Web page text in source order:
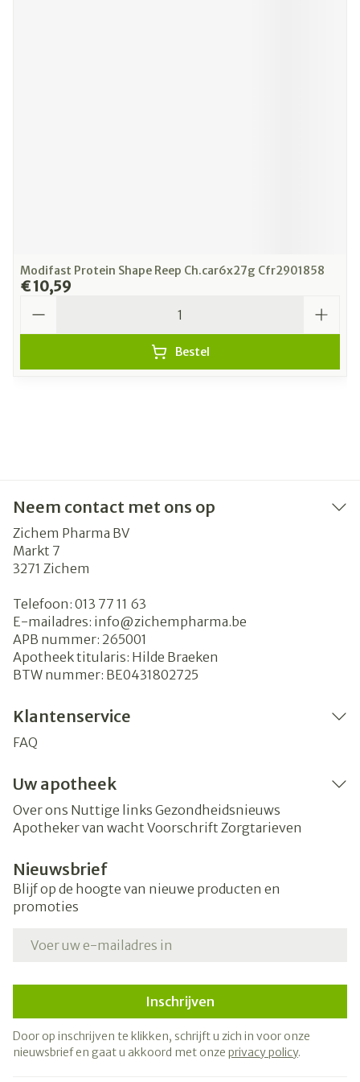
Modifast Protein Shape Reep Ch.car6x27g Cfr2901858
€ 10,59
Bestel
Neem contact met ons op
Zichem Pharma BV
Markt 7
3271 Zichem
Telefoon: 013 77 11 63
E-mailadres: info@zichempharma.be
APB nummer: 265001
Apotheek titularis: Hilde Braeken
BTW nummer: BE0431802725
Klantenservice
FAQ
Uw apotheek
Over ons Nuttige links Gezondheidsnieuws
Apotheker van wacht Voorschrift Zorgtarieven
Nieuwsbrief
Blijf op de hoogte van nieuwe producten en
promoties
Inschrijven
Door op inschrijven te klikken, schrijft u zich in voor onze
nieuwsbrief en gaat u akkoord met onze privacy policy.